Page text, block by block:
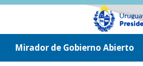
ir a contenido
ir al menú
Mirador de Gobierno Abierto